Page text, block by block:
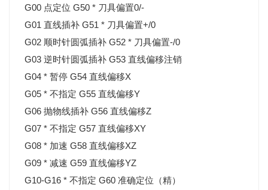
G00 点定位 G50 * 刀具偏置0/-
G01 直线插补 G51 * 刀具偏置+/0
G02 顺时针圆弧插补 G52 * 刀具偏置-/0
G03 逆时针圆弧插补 G53 直线偏移注销
G04 * 暂停 G54 直线偏移X
G05 * 不指定 G55 直线偏移Y
G06 抛物线插补 G56 直线偏移Z
G07 * 不指定 G57 直线偏移XY
G08 * 加速 G58 直线偏移XZ
G09 * 减速 G59 直线偏移YZ
G10-G16 * 不指定 G60 准确定位（精）